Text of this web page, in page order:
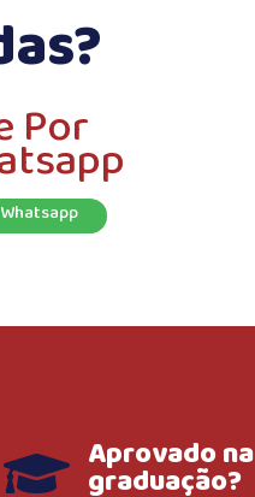
Por
Aprovado na
graduação?